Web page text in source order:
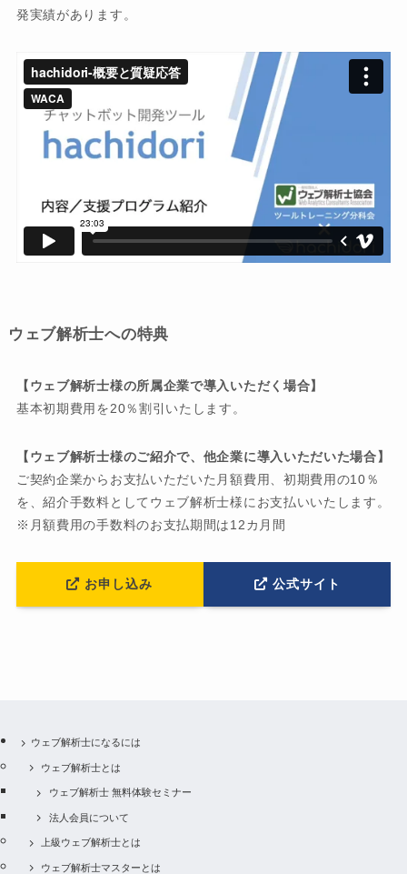
発実績があります。
ウェブ解析士への特典
【ウェブ解析士様の所属企業で導入いただく場合】
基本初期費用を20％割引いたします。
【ウェブ解析士様のご紹介で、他企業に導入いただいた場合】
ご契約企業からお支払いただいた月額費用、初期費用の10％
を、紹介手数料としてウェブ解析士様にお支払いいたします。
※月額費用の手数料のお支払期間は12カ月間
お申し込み 公式サイト
ウェブ解析士になるには
ウェブ解析士とは
ウェブ解析士 無料体験セミナー
法人会員について
上級ウェブ解析士とは
ウェブ解析士マスターとは